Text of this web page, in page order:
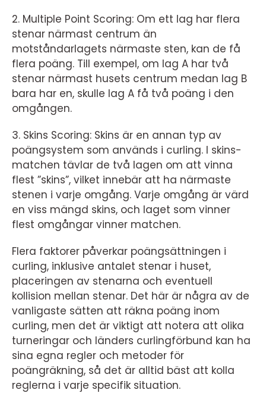
2. Multiple Point Scoring: Om ett lag har flera
stenar närmast centrum än
motståndarlagets närmaste sten, kan de få
flera poäng. Till exempel, om lag A har två
stenar närmast husets centrum medan lag B
bara har en, skulle lag A få två poäng i den
omgången.
3. Skins Scoring: Skins är en annan typ av
poängsystem som används i curling. I skins-
matchen tävlar de två lagen om att vinna
flest ”skins”, vilket innebär att ha närmaste
stenen i varje omgång. Varje omgång är värd
en viss mängd skins, och laget som vinner
flest omgångar vinner matchen.
Flera faktorer påverkar poängsättningen i
curling, inklusive antalet stenar i huset,
placeringen av stenarna och eventuell
kollision mellan stenar. Det här är några av de
vanligaste sätten att räkna poäng inom
curling, men det är viktigt att notera att olika
turneringar och länders curlingförbund kan ha
sina egna regler och metoder för
poängräkning, så det är alltid bäst att kolla
reglerna i varje specifik situation.